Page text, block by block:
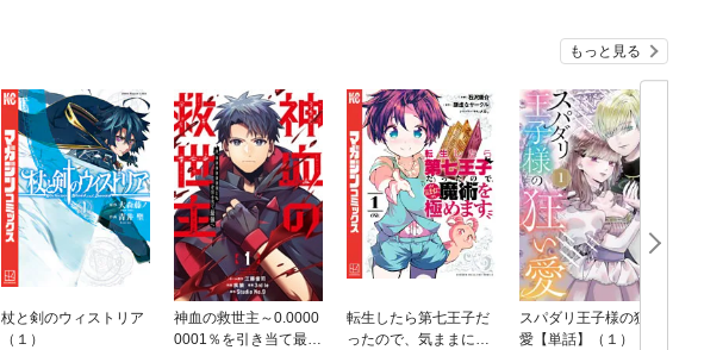
もっと見る
杖と剣のウィストリア
（１）
神血の救世主～0.0000
0001％を引き当て最強
転生したら第七王子だ
ったので、気ままに魔
スパダリ王子様の狂い
愛【単話】（１）